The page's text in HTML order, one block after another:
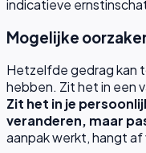
indicatieve
Mogelijke
Hetzelfde gedrag kan
hebben. Zit het in een
Zit het in je
veranderen, maar
aanpak werkt, hangt af